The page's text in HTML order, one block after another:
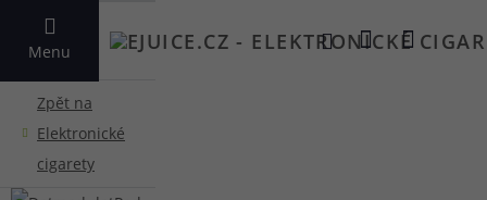
Menu
VYHLEDAT